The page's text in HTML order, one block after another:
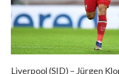
Liverpool (SID) – Jürgen